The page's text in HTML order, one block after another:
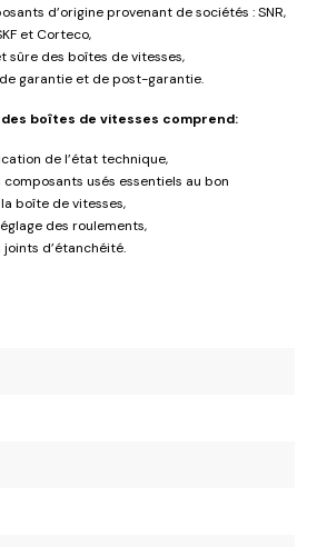
d’origine provenant de sociétés : SNR,
et Corteco,
sûre des boîtes de vitesses,
garantie et de post-garantie.
boîtes de vitesses comprend:
de l’état technique,
usés essentiels au bon
boîte de vitesses,
des roulements,
d’étanchéité.